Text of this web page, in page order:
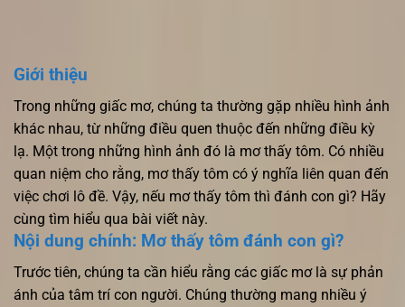
Giới thiệu
Trong những giấc mơ, chúng ta thường gặp nhiều hình ảnh
khác nhau, từ những điều quen thuộc đến những điều kỳ
lạ. Một trong những hình ảnh đó là mơ thấy tôm. Có nhiều
quan niệm cho rằng, mơ thấy tôm có ý nghĩa liên quan đến
việc chơi lô đề. Vậy, nếu mơ thấy tôm thì đánh con gì? Hãy
cùng tìm hiểu qua bài viết này.
Nội dung chính: Mơ thấy tôm đánh con gì?
Trước tiên, chúng ta cần hiểu rằng các giấc mơ là sự phản
ánh của tâm trí con người. Chúng thường mang nhiều ý